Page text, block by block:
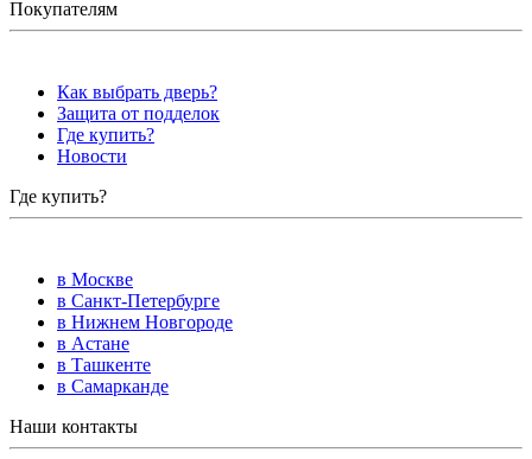
Покупателям
Как выбрать дверь?
Защита от подделок
Где купить?
Новости
Где купить?
в Москве
в Санкт-Петербурге
в Нижнем Новгороде
в Астане
в Ташкенте
в Самарканде
Наши контакты